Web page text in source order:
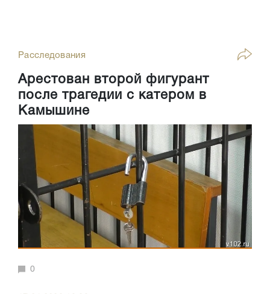
Расследования
Арестован второй фигурант
после трагедии с катером в
Камышине
0